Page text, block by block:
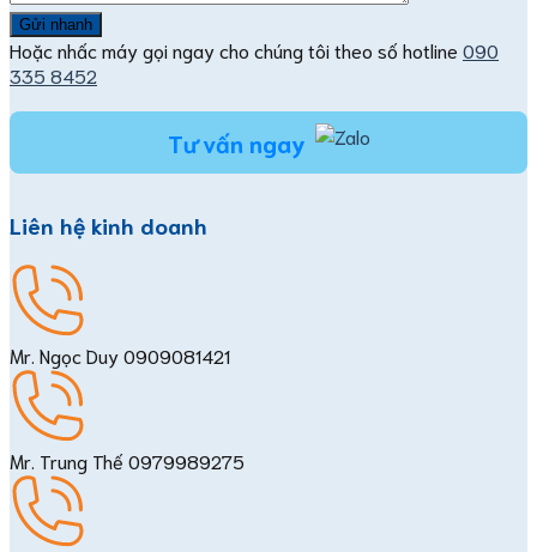
Hoặc nhấc máy gọi ngay cho chúng tôi theo số hotline 090
335 8452
Tư vấn ngay
Liên hệ kinh doanh
Mr. Ngọc Duy0909081421
Mr. Trung Thế 0979989275